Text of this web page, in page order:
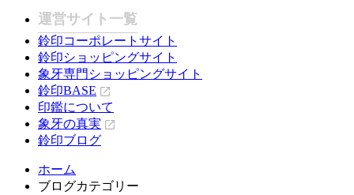
運営サイト一覧
鈴印コーポレートサイト
鈴印ショッピングサイト
象牙専門ショッピングサイト
鈴印BASE
印鑑について
象牙の真実
鈴印ブログ
ホーム
ブログカテゴリー